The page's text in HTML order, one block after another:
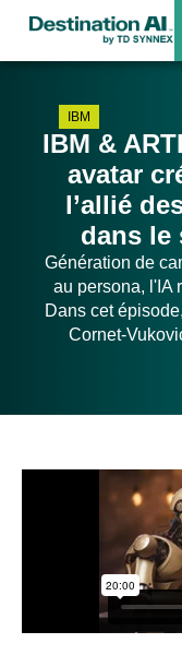
IBM
IBM &
avatar
l’allié
dans le
Génération de
au persona, l'IA
Dans cet
Cornet-